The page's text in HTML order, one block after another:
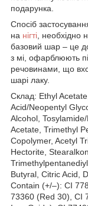
подарунка.
Спосіб
на нігті , необхідно
базовий шар – це
з мі, офарблюють
речовинами, що
шарі лаку.
Склад: Ethyl
Acid/Neopentyl
Alcohol,
Acetate, Trimethyl
Copolymer, Acetyl
Hectorite,
Butyral, Citric Acid,
Contain (+/–): CI
73360 (Red 30), CI